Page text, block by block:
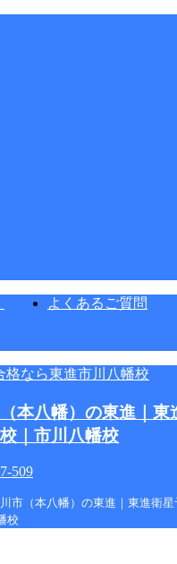
よくあるご質問
格なら東進市川八幡校
本八幡）の東進｜東
｜市川八幡校
509
市（本八幡）の東進｜東進衛星
校